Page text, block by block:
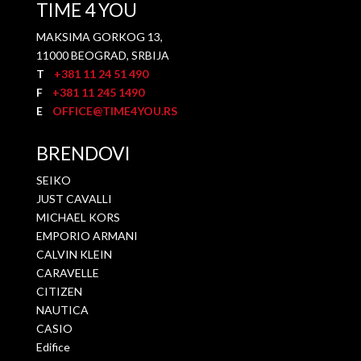
TIME 4 YOU
MAKSIMA GORKOG 13,
11000 BEOGRAD, SRBIJA
T +381 11 24 51 490
F+381 11 245 1490
E OFFICE@TIME4YOU.RS
BRENDOVI
SEIKO
JUST CAVALLI
MICHAEL KORS
EMPORIO ARMANI
CALVIN KLEIN
CARAVELLE
CITIZEN
NAUTICA
CASIO
Edifice